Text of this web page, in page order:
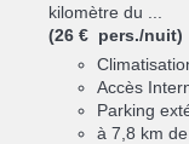
kilomètre du ...
(26 € pers./nuit)
Accès
Parking
à 7,8 km